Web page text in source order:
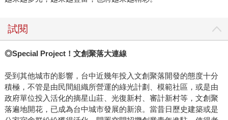
試閱
◎Special Project！文創聚落大連線
受到其他城市的影響，台中近幾年投入文創聚落開發的態度十分
積極，不管是由民間組織所營運的綠光計劃、模範社區，或是由
政府單位投入活化的摘星山莊、光復新村、審計新村等，文創聚
落遍地開花，已成為台中城市發展的新浪。當昔日歷史建築或是